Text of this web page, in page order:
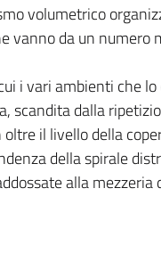
volumetrico
da un
i vari ambienti che
dalla
il livello della
della spirale
alla